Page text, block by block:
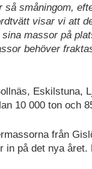
småningom,
visar vi att
massor på
behöver
Eskilstuna,
10 000 ton och
från
in på det nya